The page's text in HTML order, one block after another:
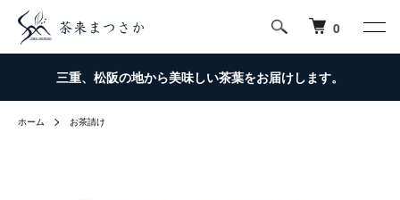
0
三重、松阪の地から美味しい茶葉をお届けします。
ホーム お茶請け